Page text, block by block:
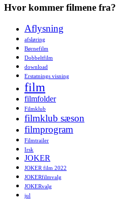
Hvor kommer filmene fra?
Aflysning
afsløring
Børnefilm
Dobbeltfilm
download
Erstatnings visning
film
filmfolder
Filmklub
filmklub sæson
filmprogram
Filmtrailer
Irsk
JOKER
JOKER film 2022
JOKERfilmvalg
JOKERvalg
jul